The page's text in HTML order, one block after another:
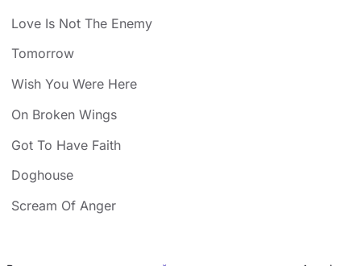
Love Is Not The Enemy
Tomorrow
Wish You Were Here
On Broken Wings
Got To Have Faith
Doghouse
Scream Of Anger